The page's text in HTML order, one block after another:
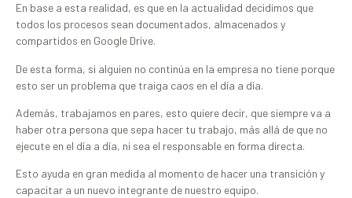
En base a esta realidad, es que en la actualidad decidimos que
todos los procesos sean documentados, almacenados y
compartidos en Google Drive.
De esta forma, si alguien no continúa en la empresa no tiene porque
esto ser un problema que traiga caos en el día a día.
Además, trabajamos en pares, esto quiere decir, que siempre va a
haber otra persona que sepa hacer tu trabajo, más allá de que no
ejecute en el día a día, ni sea el responsable en forma directa.
Esto ayuda en gran medida al momento de hacer una transición y
capacitar a un nuevo integrante de nuestro equipo.